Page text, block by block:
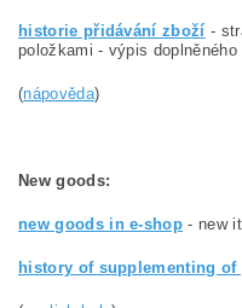
historie přidávání zboží -
položkami - výpis
(nápověda)
New goods:
new goods in e-shop - new
history of supplementing of